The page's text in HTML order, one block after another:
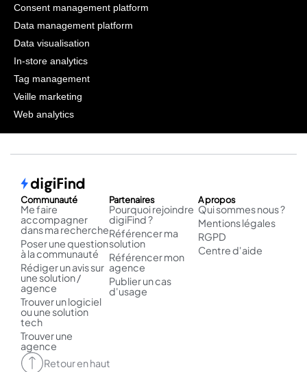
Consent management platform
Data management platform
Data visualisation
In-store analytics
Tag management
Veille marketing
Web analytics
Communauté
Me faire
accompagner
dans ma recherche
Poser une question
à la communauté
Rédiger un avis sur
une solution /
agence
Trouver un logiciel
ou une solution
tech
Trouver une
agence
Partenaires
Pourquoi rejoindre
digiFind ?
Référencer ma
solution
Référencer mon
agence
Publier un cas
d'usage
A propos
Qui sommes nous ?
Mentions légales
RGPD
Centre d'aide
Retour en haut